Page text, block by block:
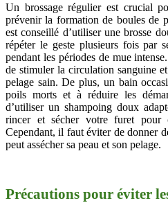
Un brossage régulier est crucial
prévenir la formation de boules de
est conseillé d’utiliser une brosse
répéter le geste plusieurs fois par
pendant les périodes de mue
de stimuler la circulation sanguine
pelage sain. De plus, un bain
poils morts et à réduire les
d’utiliser un shampoing doux
rincer et sécher votre furet pour
Cependant, il faut éviter de donner
peut assécher sa peau et son pelage.
Précautions pour éviter